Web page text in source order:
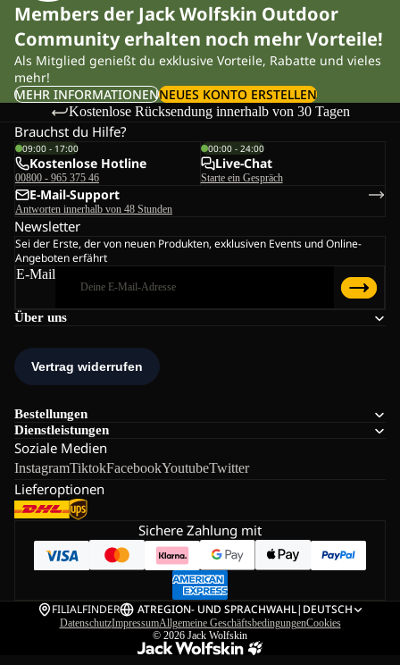
Members der Jack Wolfskin Outdoor
Community erhalten noch mehr Vorteile!
Als Mitglied genießt du exklusive Vorteile, Rabatte und vieles
mehr!
MEHR INFORMATIONENNEUES KONTO ERSTELLEN
Kostenlose Rücksendung innerhalb von 30 Tagen
Über uns
Bestellungen
Dienstleistungen
Soziale Medien
InstagramTiktokFacebookYoutubeTwitter
Lieferoptionen
Brauchst du Hilfe?
09:00 - 17:00
Kostenlose Hotline
00800 - 965 375 46
00:00 - 24:00
Live-Chat
Starte ein Gespräch
E-Mail-Support
Antworten innerhalb von 48 Stunden
Newsletter
Sei der Erste, der von neuen Produkten, exklusiven Events und Online-
Angeboten erfährt
E-Mail
Sichere Zahlung mit
FILIALFINDER ATREGION- UND SPRACHWAHL| DEUTSCH
DatenschutzImpressumAllgemeine GeschäftsbedingungenCookies
© 2026 Jack Wolfskin